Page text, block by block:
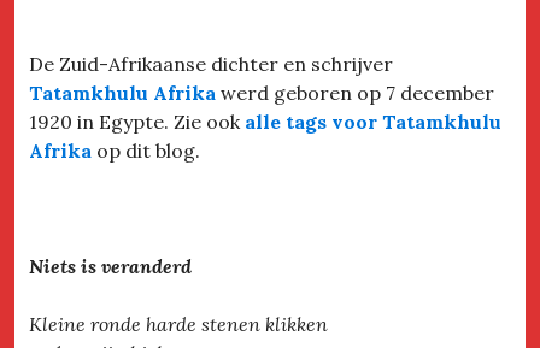
De Zuid-Afrikaanse dichter en schrijver
Tatamkhulu Afrika werd geboren op 7 december
1920 in Egypte. Zie ook alle tags voor Tatamkhulu
Afrika op dit blog.
Niets is veranderd
Kleine ronde harde stenen klikken